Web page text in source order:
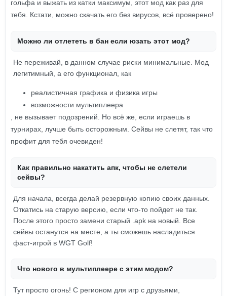
гольфа и выжать из катки максимум, этот мод как раз для
тебя. Кстати, можно скачать его без вирусов, всё проверено!
Можно ли отлететь в бан если юзать этот мод?
Не переживай, в данном случае риски минимальные. Мод
легитимный, а его функционал, как
реалистичная графика и физика игры
возможности мультиплеера
, не вызывает подозрений. Но всё же, если играешь в
турнирах, лучше быть осторожным. Сейвы не слетят, так что
профит для тебя очевиден!
Как правильно накатить апк, чтобы не слетели
сейвы?
Для начала, всегда делай резервную копию своих данных.
Откатись на старую версию, если что-то пойдет не так.
После этого просто замени старый .apk на новый. Все
сейвы останутся на месте, а ты сможешь насладиться
фаст-игрой в WGT Golf!
Что нового в мультиплеере с этим модом?
Тут просто огонь! С регионом для игр с друзьями,